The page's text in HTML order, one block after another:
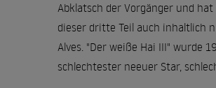
Abklatsch der Vorgänger und
dieser dritte Teil auch inhaltlich
Alves. "Der weiße Hai III" wurde
schlechtester neeuer Star,